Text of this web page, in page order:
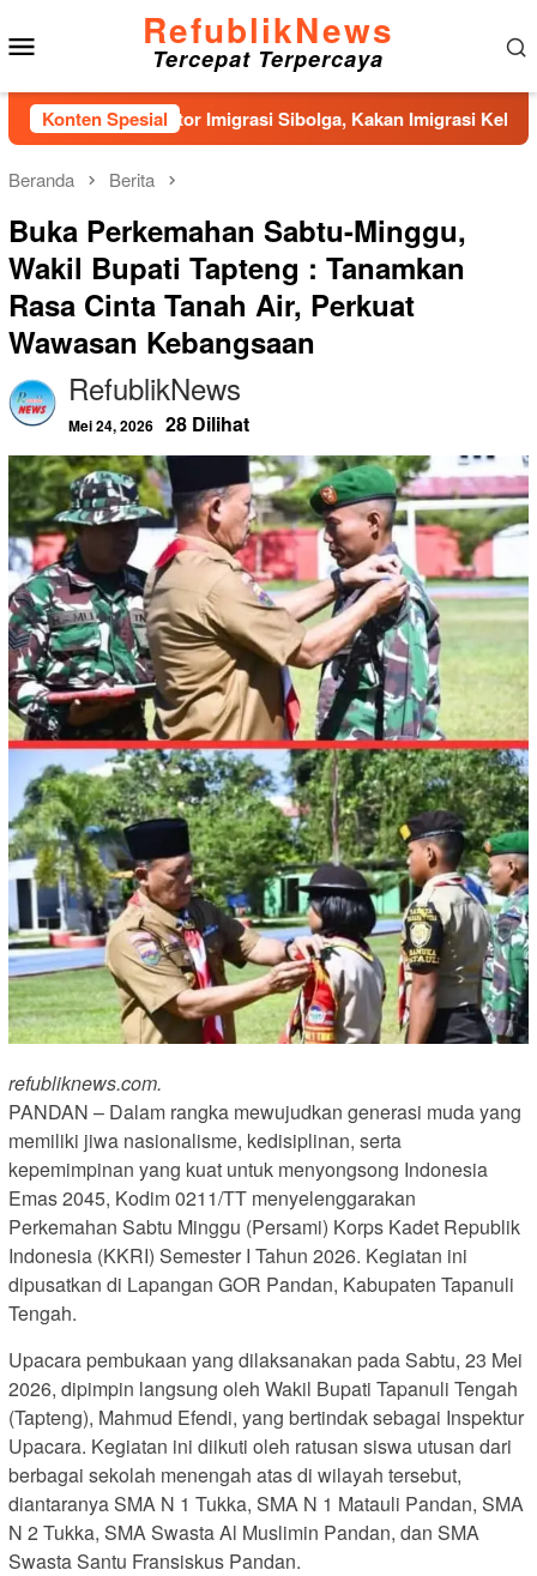
ke
konten
RefublikNews
Tercepat Terpercaya
Konten Spesial
Kantor Imigrasi Sibolga, Kakan Imigrasi Kelas II Gercep
Beranda Berita
Buka Perkemahan Sabtu-Minggu,
Wakil Bupati Tapteng : Tanamkan
Rasa Cinta Tanah Air, Perkuat
Wawasan Kebangsaan
RefublikNews
Mei 24, 2026 28 Dilihat
refubliknews.com.
PANDAN – Dalam rangka mewujudkan generasi muda yang
memiliki jiwa nasionalisme, kedisiplinan, serta
kepemimpinan yang kuat untuk menyongsong Indonesia
Emas 2045, Kodim 0211/TT menyelenggarakan
Perkemahan Sabtu Minggu (Persami) Korps Kadet Republik
Indonesia (KKRI) Semester I Tahun 2026. Kegiatan ini
dipusatkan di Lapangan GOR Pandan, Kabupaten Tapanuli
Tengah.
Upacara pembukaan yang dilaksanakan pada Sabtu, 23 Mei
2026, dipimpin langsung oleh Wakil Bupati Tapanuli Tengah
(Tapteng), Mahmud Efendi, yang bertindak sebagai Inspektur
Upacara. Kegiatan ini diikuti oleh ratusan siswa utusan dari
berbagai sekolah menengah atas di wilayah tersebut,
diantaranya SMA N 1 Tukka, SMA N 1 Matauli Pandan, SMA
N 2 Tukka, SMA Swasta Al Muslimin Pandan, dan SMA
Swasta Santu Fransiskus Pandan.